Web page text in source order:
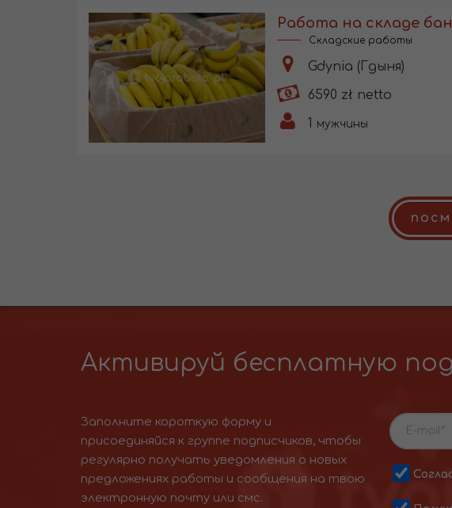
Работа на складе
Складские работы
Gdynia (Гдыня)
6590 zł netto
мужчины
Активируй бесплатную
Заполните короткую форму и
присоединяйся к группе подписчиков, чтобы
регулярно получать уведомления о новых
предложениях работы и сообщения на твою
электронную почту или смс.